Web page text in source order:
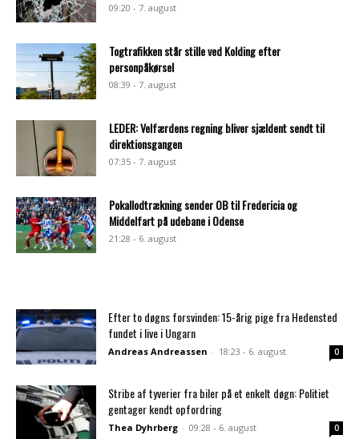
09:20 - 7. august
Togtrafikken står stille ved Kolding efter
personpåkørsel
08:39 - 7. august
LEDER: Velfærdens regning bliver sjældent sendt til
direktionsgangen
07:35 - 7. august
Pokallodtrækning sender OB til Fredericia og
Middelfart på udebane i Odense
21:28 - 6. august
Efter to døgns forsvinden: 15-årig pige fra Hedensted
fundet i live i Ungarn
Andreas Andreassen - 18:23 - 6. august 0
Stribe af tyverier fra biler på et enkelt døgn: Politiet
gentager kendt opfordring
Thea Dyhrberg - 09:28 - 6. august 0